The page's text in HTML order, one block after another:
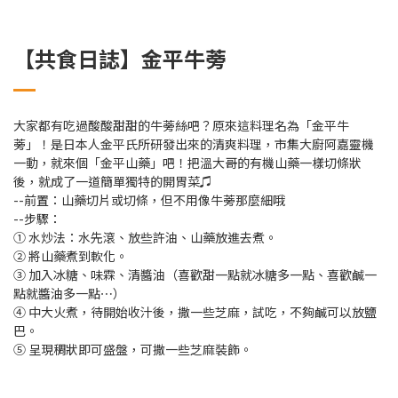
【共食日誌】金平牛蒡
大家都有吃過酸酸甜甜的牛蒡絲吧？原來這料理名為「金平牛
蒡」！是日本人金平氏所研發出來的清爽料理，市集大廚阿嘉靈機
一動，就來個「金平山藥」吧！把溫大哥的有機山藥一樣切條狀
後，就成了一道簡單獨特的開胃菜♫
--前置：山藥切片或切條，但不用像牛蒡那麼細哦
--步驟：
① 水炒法：水先滾、放些許油、山藥放進去煮。
② 將山藥煮到軟化。
③ 加入冰糖、味霖、清醬油（喜歡甜一點就冰糖多一點、喜歡鹹一
點就醬油多一點⋯）
④ 中大火煮，待開始收汁後，撒一些芝麻，試吃，不夠鹹可以放鹽
巴。
⑤ 呈現稠狀即可盛盤，可撒一些芝麻裝飾。